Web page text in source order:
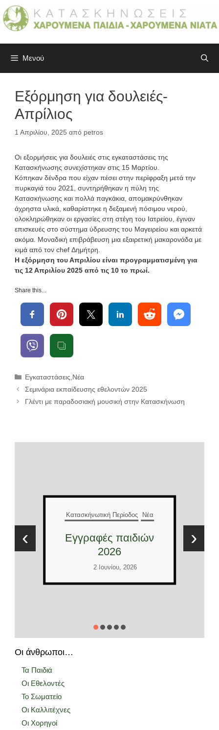
Μετάβαση
σε
περιεχόμενο
Μενού
Εξόρμηση για δουλειές-
Απρίλιος
1 Απριλίου, 2025 από petros
Οι εξορμήσεις για δουλειές στις εγκαταστάσεις της
Κατασκήνωσης συνεχίστηκαν στις 15 Μαρτίου.
Κόπηκαν δένδρα που είχαν πέσει στην περίφραξη μετά την
πυρκαγιά του 2021, συντηρήθηκαν η πύλη της
Κατασκήνωσης και πολλά παγκάκια, απομακρύνθηκαν
άχρηστα υλικά, καθαρίστηκε η δεξαμενή πόσιμου νερού,
ολοκληρώθηκαν οι εργασίες στη στέγη του Ιατρείου, έγιναν
επισκευές στο σύστημα ύδρευσης του Μαγειρείου και αρκετά
ακόμα. Μοναδική επιβράβευση μια εξαιρετική μακαρονάδα με
κιμά από τον chef Δημήτρη.
Η εξόρμηση του Απριλίου είναι προγραμματισμένη για
τις 12 Απριλίου 2025 από τις 10 το πρωί.
Share this...
Κατηγορίες
Εγκαταστάσεις Νέα
Σεμινάρια εκπαίδευσης εθελοντών 2025
Γλέντι με παραδοσιακή μουσική στην Κατασκήνωση
Έλληνες και
Διεθνείς εθελοντές
‹ ›
Οι άνθρωποι…
Τα Παιδιά
Οι Εθελοντές
Το Σωματείο
Οι Καλλιτέχνες
Οι Χορηγοί